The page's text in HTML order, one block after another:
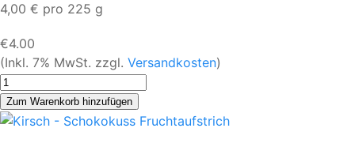
4,00 € pro 225 g
€4.00
(Inkl. 7% MwSt. zzgl. Versandkosten)